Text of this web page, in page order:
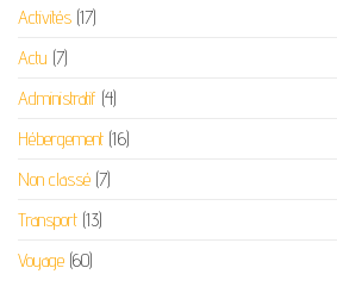
Activités (17)
Actu (7)
Administratif (4)
Hébergement (16)
Non classé (7)
Transport (13)
Voyage (60)